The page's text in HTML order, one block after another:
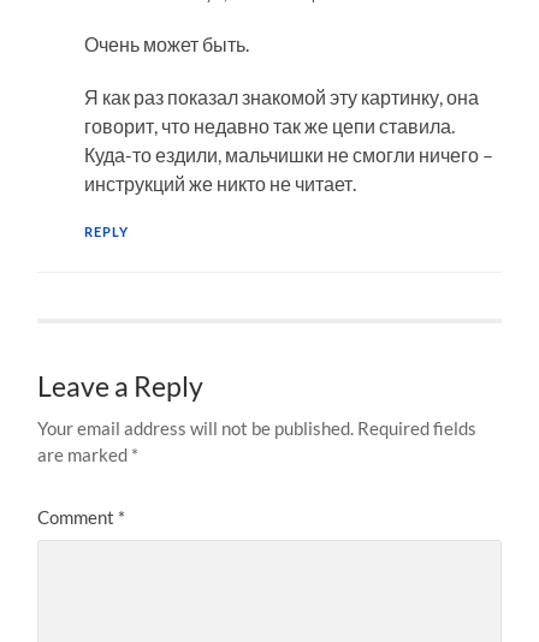
Очень может быть.
Я как раз показал знакомой эту картинку, она
говорит, что недавно так же цепи ставила.
Куда-то ездили, мальчишки не смогли ничего –
инструкций же никто не читает.
REPLY
Leave a Reply
Your email address will not be published. Required fields
are marked *
Comment *